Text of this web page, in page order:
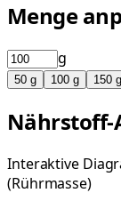
Menge
g
50 g 100 g 150 g
Nährstoff-
Interaktive
(Rührmasse)